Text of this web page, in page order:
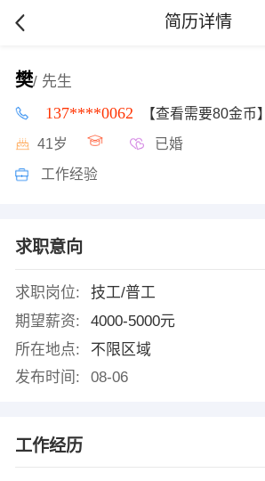
简历详情
樊/ 先生
137****0062 【查看需要80金币】
41岁 已婚
工作经验
求职意向
求职岗位:
技工/普工
期望薪资:
4000-5000元
所在地点:
不限区域
发布时间:
08-06
工作经历